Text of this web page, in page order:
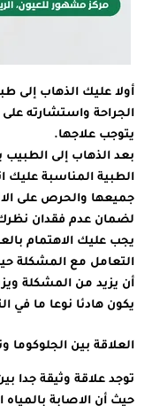
أولا عليك الذهاب إلى
الجراحة واستشارته
يتوجب علاجها.
بعد الذهاب إلى
الطبية المناسبة عليك
جميعها والحرص على
لضمان عدم فقدان نظرك
يجب عليك الاهتمام
التعامل مع المشكلة
أن يزيد من المشكلة
يكون هادئا نوعا ما في
العلاقة بين
توجد علاقة وثيقة جدا
حيث أن الاصابة